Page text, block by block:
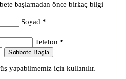
başlamadan önce birkaç bilgi
Soyad *
Telefon *
Sohbete Başla
yapabilmemiz için kullanılır.